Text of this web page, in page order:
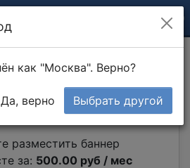
разместить баннер
за: 500.00 руб / мес
как "Москва". Верно?
Да, верно Выбрать другой